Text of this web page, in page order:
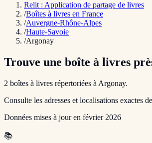
Relit : Application de partage de livres
/Boîtes à livres en France
/Auvergne-Rhône-Alpes
/Haute-Savoie
/Argonay
Trouve une boîte à livres
2 boîtes à livres répertoriées à Argonay.
Consulte les adresses et localisations exactes
Données mises à jour en février 2026
📚